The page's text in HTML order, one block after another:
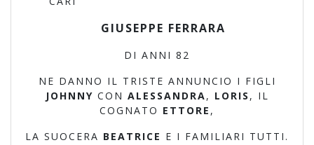
GIUSEPPE FERRARA
DI ANNI 82
NE DANNO IL TRISTE ANNUNCIO I FIGLI
JOHNNY CON ALESSANDRA, LORIS , IL
COGNATO ETTORE ,
LA SUOCERA BEATRICE E I FAMILIARI TUTTI.